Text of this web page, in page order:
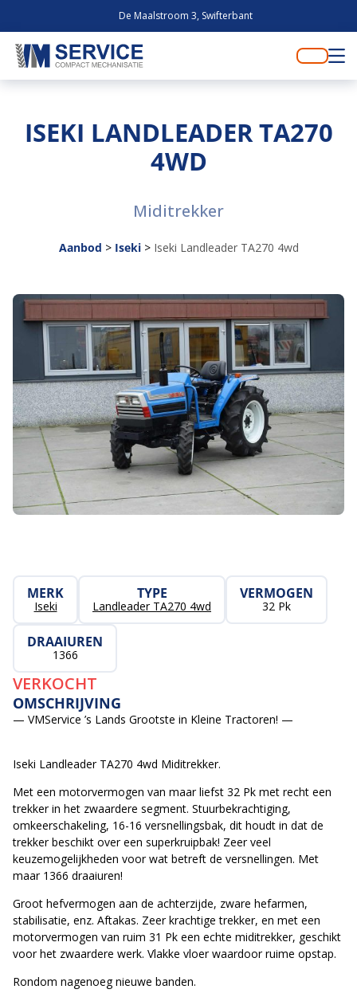
De Maalstroom 3, Swifterbant
ISEKI LANDLEADER TA270
4WD
Miditrekker
Aanbod > Iseki> Iseki Landleader TA270 4wd
MERK
Iseki
TYPE
Landleader TA270 4wd
VERMOGEN
32 Pk
DRAAIUREN
1366
VERKOCHT
OMSCHRIJVING
— VMService ’s Lands Grootste in Kleine Tractoren! —
Iseki Landleader TA270 4wd Miditrekker.
Met een motorvermogen van maar liefst 32 Pk met recht een
trekker in het zwaardere segment. Stuurbekrachtiging,
omkeerschakeling, 16-16 versnellingsbak, dit houdt in dat de
trekker beschikt over een superkruipbak! Zeer veel
keuzemogelijkheden voor wat betreft de versnellingen. Met
maar 1366 draaiuren!
Groot hefvermogen aan de achterzijde, zware hefarmen,
stabilisatie, enz. Aftakas. Zeer krachtige trekker, en met een
motorvermogen van ruim 31 Pk een echte miditrekker, geschikt
voor het zwaardere werk. Vlakke vloer waardoor ruime opstap.
Rondom nagenoeg nieuwe banden.